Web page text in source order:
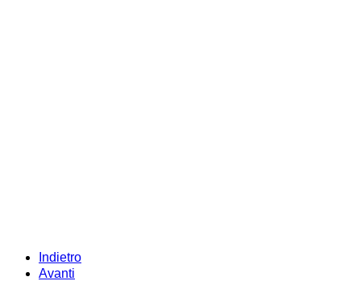
Indietro
Avanti